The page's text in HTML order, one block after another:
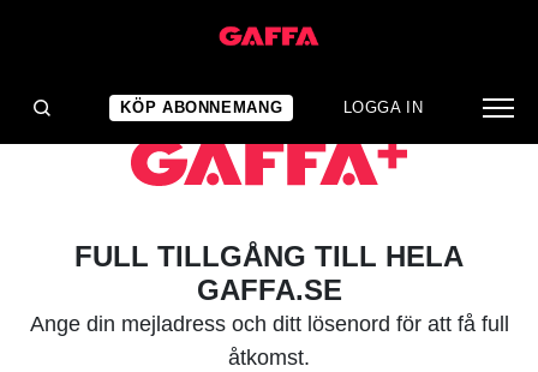
KÖP ABONNEMANG LOGGA IN
FULL TILLGÅNG TILL HELA
GAFFA.SE
Ange din mejladress och ditt lösenord för att få full
åtkomst.